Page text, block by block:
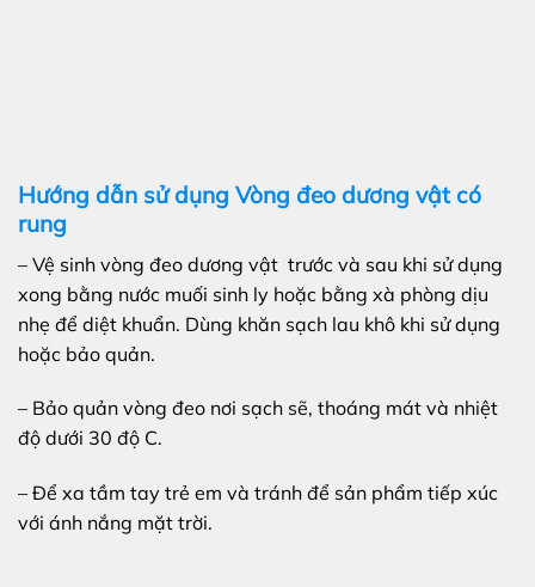
Hướng dẫn sử dụng Vòng đeo dương vật có
rung
– Vệ sinh vòng đeo dương vật trước và sau khi sử dụng
xong bằng nước muối sinh ly hoặc bằng xà phòng dịu
nhẹ để diệt khuẩn. Dùng khăn sạch lau khô khi sử dụng
hoặc bảo quản.
– Bảo quản vòng đeo nơi sạch sẽ, thoáng mát và nhiệt
độ dưới 30 độ C.
– Để xa tầm tay trẻ em và tránh để sản phẩm tiếp xúc
với ánh nắng mặt trời.